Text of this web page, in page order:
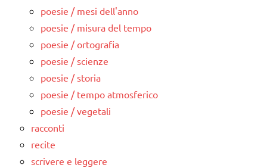
poesie / mesi dell'anno
poesie / misura del tempo
poesie / ortografia
poesie / scienze
poesie / storia
poesie / tempo atmosferico
poesie / vegetali
racconti
recite
scrivere e leggere